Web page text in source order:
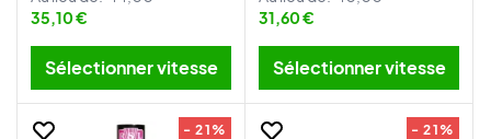
35,10 €
Sélectionner vitesse
31,60 €
Sélectionner vitesse
- 21% - 21%